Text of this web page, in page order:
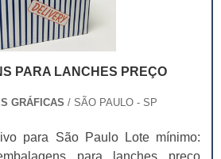
PARA LANCHES PREÇO
GRÁFICAS / SÃO PAULO - SP
para São Paulo Lote mínimo:
para lanches preço